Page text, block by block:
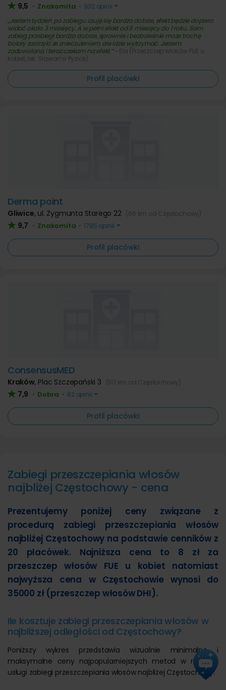
9,5 • Znakomita • 932 opinii
Jestem tydzień po zabiegu czuję się bardzo dobrze, efekt będzie dopiero
widać około 3 miesięcy. A w pełni efekt od 8 miesięcy do 1 roku. Sam
zabieg przebiegł bardzo dobrze, sprawnie i bezboleśnie może trochę
bolały zastrzyki ze znieczuleniem, ale idzie wytrzymać. Jestem
zadowolona i teraz czekam na efekt. ~ Ela (Przeszczep włosów FUE u
kobiet, lek. Sławomir Pyziak)
Profil placówki
Derma point
Gliwice, ul. Zygmunta Starego 22 (66 km od Częstochowy)
9,7 • Znakomita • 1785 opinii
Profil placówki
ConsensusMED
Kraków, Plac Szczepański 3 (101 km od Częstochowy)
7,9 • Dobra • 82 opinii
Profil placówki
Zabiegi przeszczepiania włosów
najbliżej Częstochowy - cena
Prezentujemy poniżej ceny związane z
procedurą zabiegi przeszczepiania włosów
najbliżej Częstochowy na podstawie cenników z
20 placówek. Najniższa cena to 8 zł za
przeszczep włosów FUE u kobiet natomiast
najwyższa cena w Częstochowie wynosi do
35000 zł (przeszczep włosów DHI).
Ile kosztuje zabiegi przeszczepiania włosów w
najbliższej odległości od Częstochowy?
Poniższy wykres przedstawia wizualnie minimalne i
maksymalne ceny najpopularniejszych metod w ramach
usługi zabiegi przeszczepiania włosów najbliżej Częstochowy: